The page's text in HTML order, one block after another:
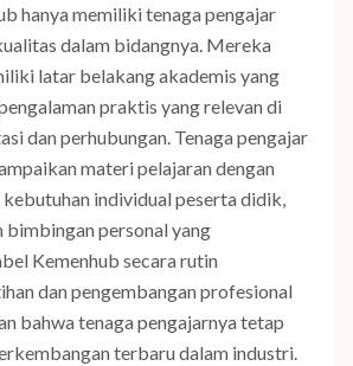
hanya memiliki tenaga pengajar
dalam bidangnya. Mereka
latar belakang akademis yang
praktis yang relevan di
dan perhubungan. Tenaga pengajar
materi pelajaran dengan
kebutuhan individual peserta didik,
bimbingan personal yang
Kemenhub secara rutin
dan pengembangan profesional
bahwa tenaga pengajarnya tetap
terbaru dalam industri.